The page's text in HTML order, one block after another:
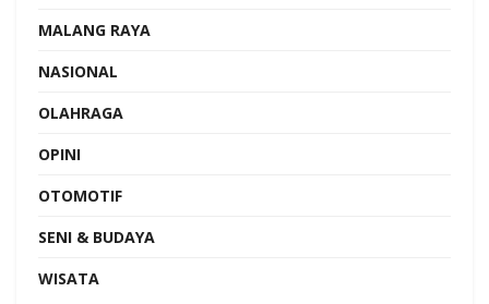
MALANG RAYA
NASIONAL
OLAHRAGA
OPINI
OTOMOTIF
SENI & BUDAYA
WISATA